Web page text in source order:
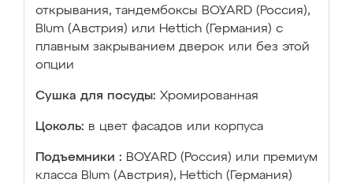
открывания, тандембоксы BOYARD (Россия),
Blum (Австрия) или Hettich (Германия) с
плавным закрыванием дверок или без этой
опции
Сушка для посуды: Хромированная
Цоколь: в цвет фасадов или корпуса
Подъемники : BOYARD (Россия) или премиум
класса Blum (Австрия), Hettich (Германия)